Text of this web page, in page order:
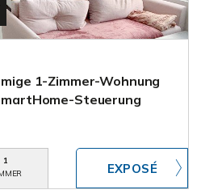
1-Zimmer-Wohnung
Steuerung
1